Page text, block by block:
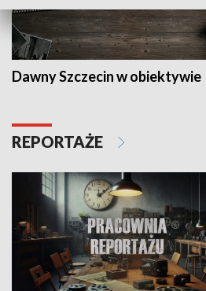
Dawny Szczecin w obiektywie
REPORTAŻE